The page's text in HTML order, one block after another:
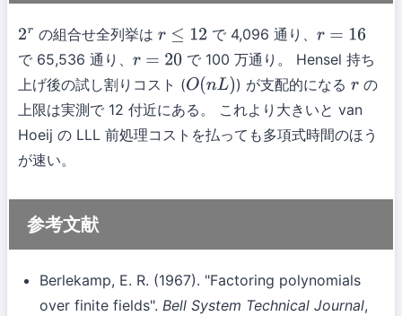
2r の組合せ全列挙は r≤12 で 4,096 通り、 r=16
で 65,536 通り、 r=20
で 100 万通り。 Hensel 持ち
上げ後の試し割りコスト (O(nL) ) が支配的になる rの
上限は実測で 12 付近にある。 これより大きいと van
Hoeij の LLL 前処理コストを払っても多項式時間のほう
が速い。
参考文献
Berlekamp, E. R. (1967). "Factoring polynomials
over finite fields". Bell System Technical Journal,